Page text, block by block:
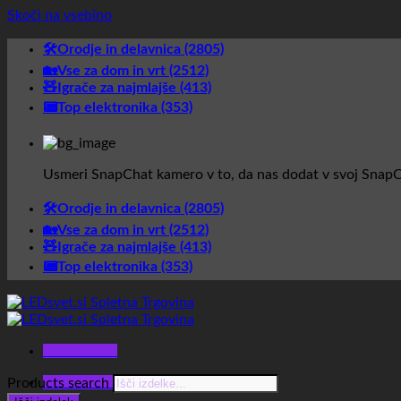
Skoči na vsebino
🛠️Orodje in delavnica (2805)
🏡Vse za dom in vrt (2512)
🧸Igrače za najmlajše (413)
📟Top elektronika (353)
Usmeri SnapChat kamero v to, da nas dodat v svoj
🛠️Orodje in delavnica (2805)
🏡Vse za dom in vrt (2512)
🧸Igrače za najmlajše (413)
📟Top elektronika (353)
Glavni meni
Products search